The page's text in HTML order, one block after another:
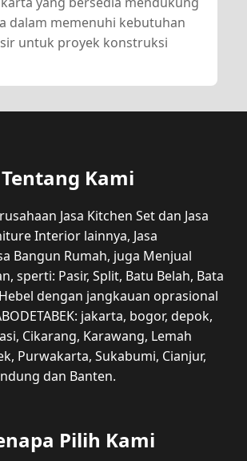
dalam memenuhi kebutuhan
untuk proyek konstruksi
Tentang Kami
Jasa Kitchen Set dan Jasa
Interior lainnya, Jasa
Bangun Rumah, juga Menjual
sperti: Pasir, Split, Batu Belah, Bata
dengan jangkauan oprasional
jakarta, bogor, depok,
Cikarang, Karawang, Lemah
Purwakarta, Sukabumi, Cianjur,
dan Banten.
Pilih Kami